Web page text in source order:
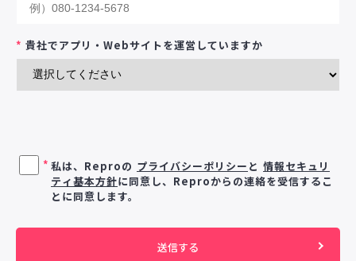
貴社でアプリ・Webサイトを運営していますか
*
私は、Reproの プライバシーポリシー と 情報セキュリ
ティ基本方針に同意し、Reproからの連絡を受信するこ
とに同意します。
*